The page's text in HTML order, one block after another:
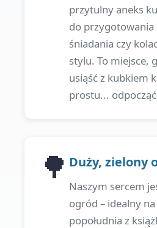
przytulny aneks
do
śniadania czy
stylu. To miejsce,
usiąść z kubkiem
prostu...
🌳 Duży, zielony
Naszym sercem
ogród – idealny
popołudnia z